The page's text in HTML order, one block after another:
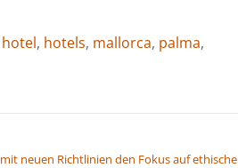
hotel, hotels, mallorca, palma,
neuen Richtlinien den Fokus auf ethische